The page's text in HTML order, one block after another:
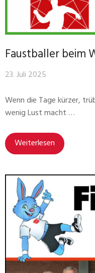
Faustballer beim
23. Juli 2025
Wenn die Tage kürzer,
wenig Lust macht …
Weiterlesen